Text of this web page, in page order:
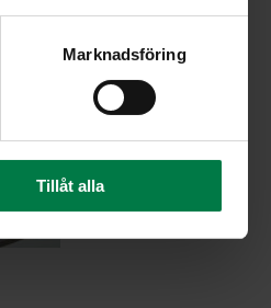
Marknadsföring
Tillåt alla